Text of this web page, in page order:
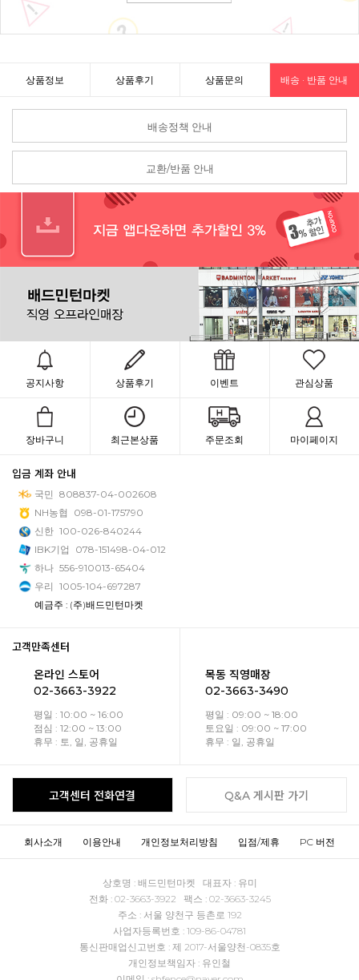
상품정보 상품후기 상품문의 배송 · 반품 안내
배송정책 안내
교환/반품 안내
공지사항 상품후기 이벤트 관심상품
장바구니 최근본상품 주문조회 마이페이지
입금 계좌 안내
국민 808837-04-002608
NH농협
098-01-175790
신한 100-026-840244
IBK기업
078-151498-04-012
하나 556-910013-65404
우리 1005-104-697287
예금주 : (주)배드민턴마켓
고객만족센터
온라인 스토어
02-3663-3922
평일 : 10:00 ~ 16:00
점심 : 12:00 ~ 13:00
휴무 : 토, 일, 공휴일
목동 직영매장
02-3663-3490
평일 : 09:00 ~ 18:00
토요일 : 09:00 ~ 17:00
휴무 : 일, 공휴일
고객센터 전화연결 Q&A 게시판 가기
회사소개 이용안내 개인정보처리방침 입점/제휴 PC 버전
상호명 : 배드민턴마켓 대표자 : 유미
전화 : 02-3663-3922 팩스 : 02-3663-3245
주소 : 서울 양천구 등촌로 192
사업자등록번호 : 109-86-04781
통신판매업신고번호 : 제 2017-서울양천-0835호
개인정보책임자 : 유인철